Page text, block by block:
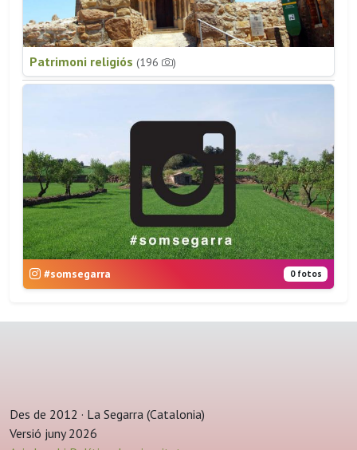
Patrimoni religiós (196 )
#somsegarra 0 fotos
Des de 2012 · La Segarra (Catalonia)
Versió juny 2026